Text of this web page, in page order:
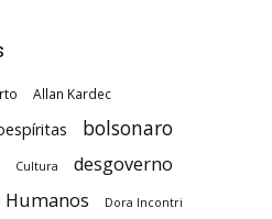
Allan Kardec
bolsonaro
Cultura desgoverno
Dora Incontri